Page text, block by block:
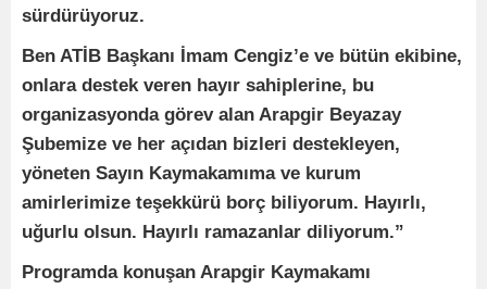
sürdürüyoruz.
Ben ATİB Başkanı İmam Cengiz’e ve bütün ekibine,
onlara destek veren hayır sahiplerine, bu
organizasyonda görev alan Arapgir Beyazay
Şubemize ve her açıdan bizleri destekleyen,
yöneten Sayın Kaymakamıma ve kurum
amirlerimize teşekkürü borç biliyorum. Hayırlı,
uğurlu olsun. Hayırlı ramazanlar diliyorum.”
Programda konuşan Arapgir Kaymakamı